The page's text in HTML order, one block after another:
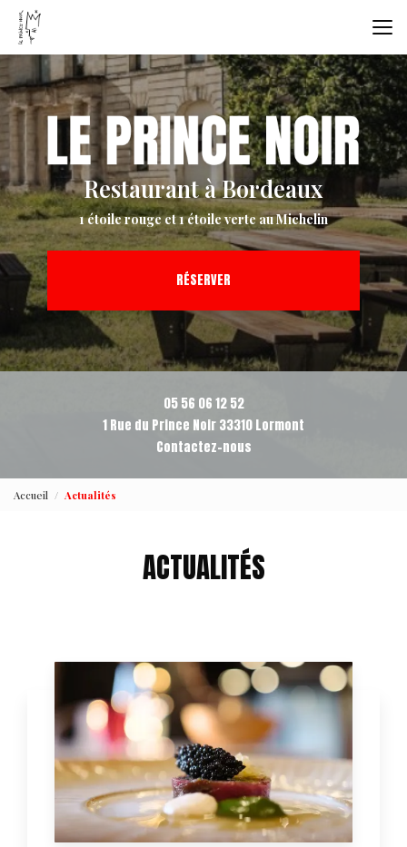
Aller
contenu
principal
Restaurant à Bordeaux
1 étoile rouge et 1 étoile verte au Michelin
RÉSERVER
05 56 06 12 52
1 Rue du Prince Noir 33310 Lormont
Contactez-nous
Accueil Actualités
ACTUALITÉS